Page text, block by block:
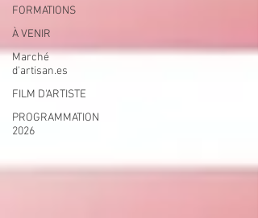
FORMATIONS
À VENIR
Marché
d'artisan.es
FILM D'ARTISTE
PROGRAMMATION
2026